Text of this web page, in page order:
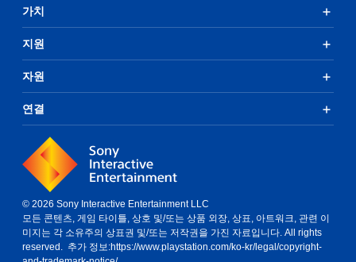
가치
지원
자원
연결
© 2026 Sony Interactive Entertainment LLC
모든 콘텐츠, 게임 타이틀, 상호 및/또는 상품 외장, 상표, 아트워크, 관련 이
미지는 각 소유주의 상표권 및/또는 저작권을 가진 자료입니다. All rights
reserved. 추가 정보:https://www.playstation.com/ko-kr/legal/copyright-